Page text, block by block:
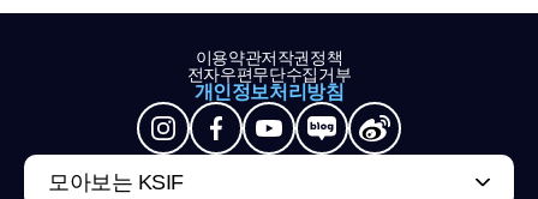
이용약관저작권정책
전자우편무단수집거부
개인정보처리방침
모아보는 KSIF